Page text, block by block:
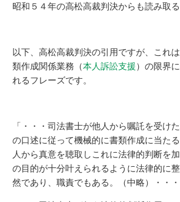
昭和５４年の高松高裁判決からも読み取る
以下、高松高裁判決の引用ですが、これ
類作成関係業務（本人訴訟支援）の限界
れるフレーズです。
「・・・司法書士が他人から嘱託を受け
の口述に従って機械的に書類作成に当た
人から真意を聴取しこれに法律的判断を
の目的が十分叶えられるように法律的に
然であり、職責でもある。（中略）・・・